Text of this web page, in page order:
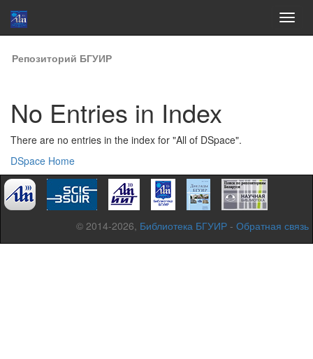
Skip
navigation
Репозиторий БГУИР
No Entries in Index
There are no entries in the index for "All of DSpace".
DSpace Home
© 2014-2026, Библиотека БГУИР - Обратная связь